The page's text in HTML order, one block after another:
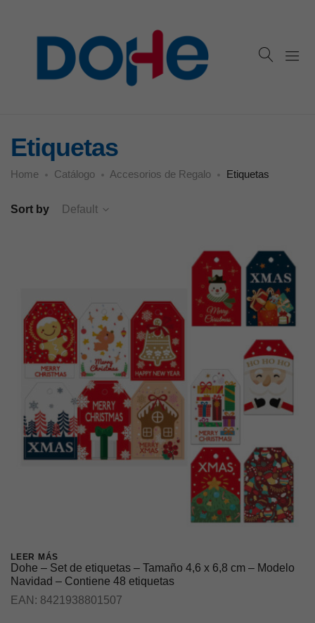
Etiquetas
Home Catálogo Accesorios de Regalo Etiquetas
Sort by Default
LEER MÁS
Dohe – Set de etiquetas – Tamaño 4,6 x 6,8 cm – Modelo
Navidad – Contiene 48 etiquetas
EAN: 8421938801507